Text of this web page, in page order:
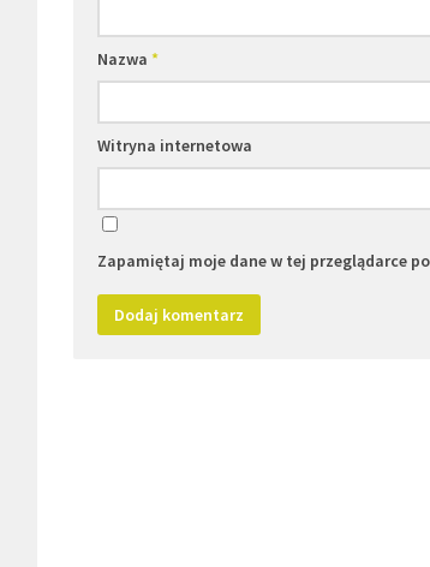
Nazwa *
Witryna internetowa
Zapamiętaj moje dane w tej przeglądarce